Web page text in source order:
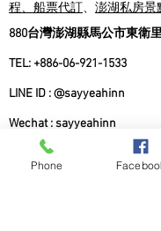
程、船票代訂、 澎湖私房景
880台灣澎湖縣馬公市東衛
TEL: +886-06-921-1533
LINE ID : @sayyeahinn
Wechat : sayyeahinn
澎湖縣合法民宿登記463號
(SD170286)
Phone